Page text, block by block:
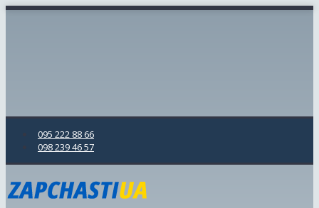
095 222 88 66
098 239 46 57